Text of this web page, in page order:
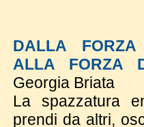
DALLA FORZA
ALLA FORZA
Georgia Briata
La spazzatura
prendi da altri,